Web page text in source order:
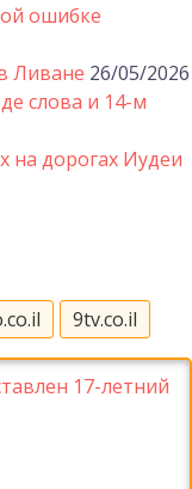
ошибке
Ливане 26/05/2026
слова и 14-м
на дорогах Иудеи
9tv.co.il
17-летний